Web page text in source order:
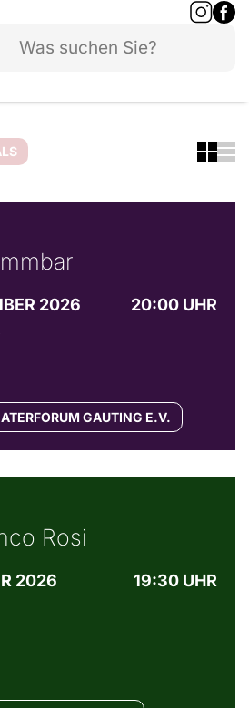
2026
20:00 UHR
GAUTING E.V.
Rosi
2026
19:30 UHR